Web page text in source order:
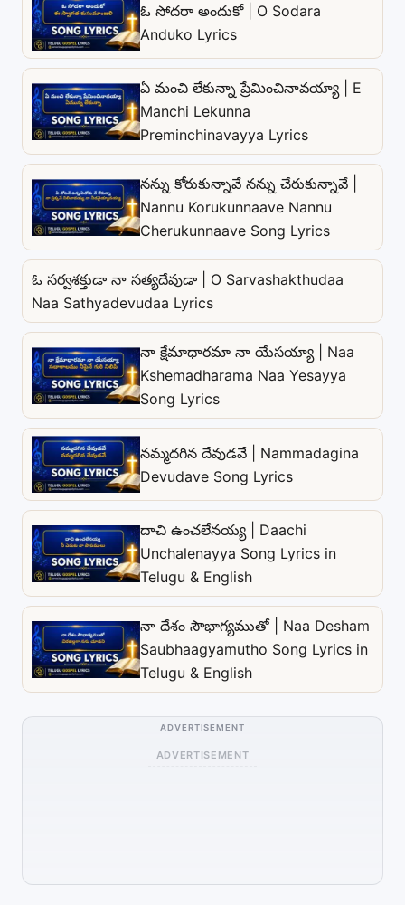
ఓ సోదరా అందుకో | O Sodara
Anduko Lyrics
ఏ మంచి లేకున్నా ప్రేమించినావయ్యా | E
Manchi Lekunna
Preminchinavayya Lyrics
నన్ను కోరుకున్నావే నన్ను చేరుకున్నావే |
Nannu Korukunnaave Nannu
Cherukunnaave Song Lyrics
ఓ సర్వశక్తుడా నా సత్యదేవుడా | O Sarvashakthudaa
Naa Sathyadevudaa Lyrics
నా క్షేమాధారమా నా యేసయ్యా | Naa
Kshemadharama Naa Yesayya
Song Lyrics
నమ్మదగిన దేవుడవే | Nammadagina
Devudave Song Lyrics
దాచి ఉంచలేనయ్య | Daachi
Unchalenayya Song Lyrics in
Telugu & English
నా దేశం సౌభాగ్యముతో | Naa Desham
Saubhaagyamutho Song Lyrics in
Telugu & English
ADVERTISEMENT
ADVERTISEMENT